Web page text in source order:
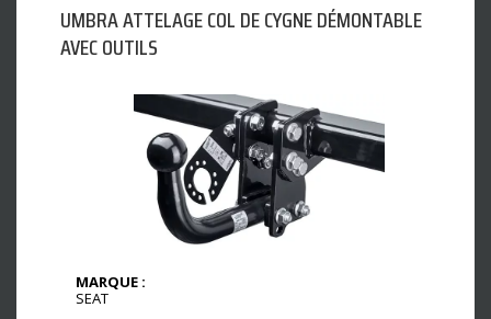
UMBRA ATTELAGE COL DE CYGNE DÉMONTABLE
AVEC OUTILS
MARQUE :
SEAT